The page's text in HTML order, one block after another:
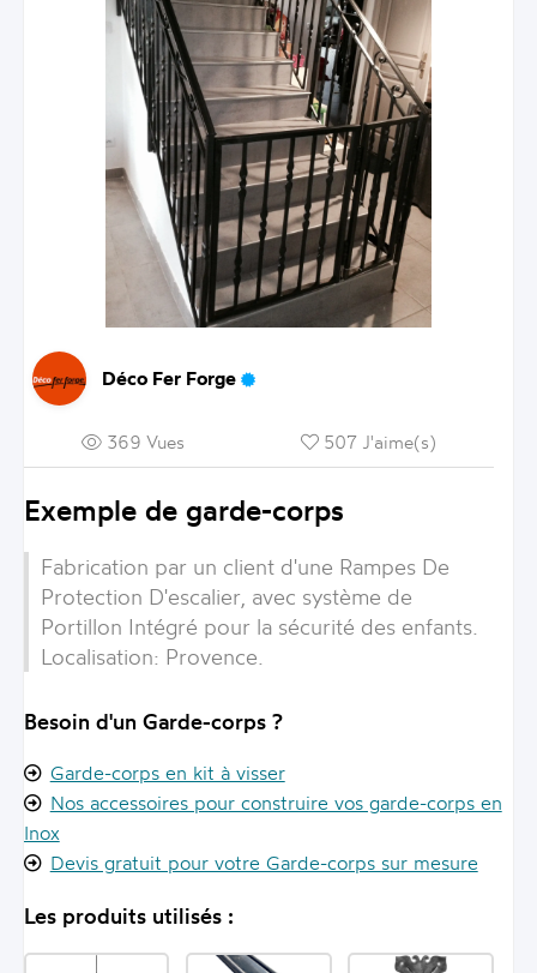
Déco Fer Forge
369 Vues 507 J'aime(s)
Exemple de garde-corps
Fabrication par un client d'une Rampes De
Protection D'escalier, avec système de
Portillon Intégré pour la sécurité des enfants.
Localisation: Provence
Besoin d'un Garde-corps ?
Garde-corps en kit à visser
Nos accessoires pour construire vos garde-corps en
Inox
Devis gratuit pour votre Garde-corps sur mesure
Les produits utilisés :